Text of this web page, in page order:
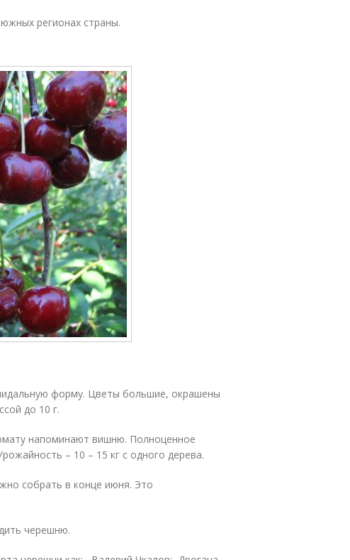
регионах страны.
форму. Цветы большие, окрашены
до 10 г.
напоминают вишню. Полноценное
– 10 – 15 кг с одного дерева.
собрать в конце июня. Это
черешню.